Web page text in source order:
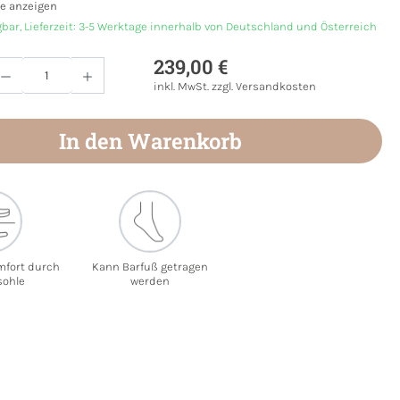
anzeigen
Lieferzeit: 3-5 Werktage innerhalb von Deutschland und Österreich
Anzahl: Gib den gewünschten Wert ein
239,00 €
inkl. MwSt. zzgl. Versandkosten
In den Warenkorb
durch
Kann Barfuß getragen
werden